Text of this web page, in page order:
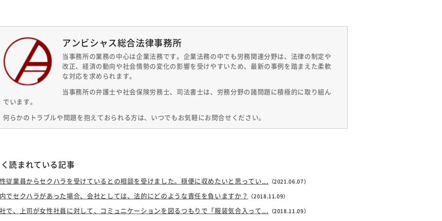
アンビシャス総合法律事務所
当事務所の業務の中心は企業法務です。企業法務の中でも労務関連分野は、法律の制定や
改正、経済の動向や社会情勢の変化の影響を受けやすいため、最新の事例を踏まえた柔軟
な対応を求められます。
当事務所の弁護士や社会保険労務士、司法書士は、労務分野の諸問題に積極的に取り組ん
でいます。
何らかのトラブルや問題を抱えておられる方は、いつでもお気軽にお問合せください。
読まれている記事
従業員からセクハラを受けているとの相談を受けました。穏便に収めたいと思ってい... （2021.06.07）
でセクハラがあった場合、会社としては、法的にどのような責任を負いますか？ （2018.11.09）
で、上司が女性社員に対して、コミュニケーションを図るつもりで「服装気合入って... （2018.11.09）